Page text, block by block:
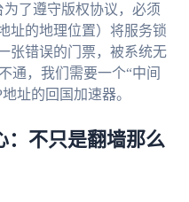
了遵守版权协议，必须
址的地理位置）将服务锁
张错误的门票，被系统无
通，我们需要一个“中间
址的回国加速器。
：不只是翻墙那么